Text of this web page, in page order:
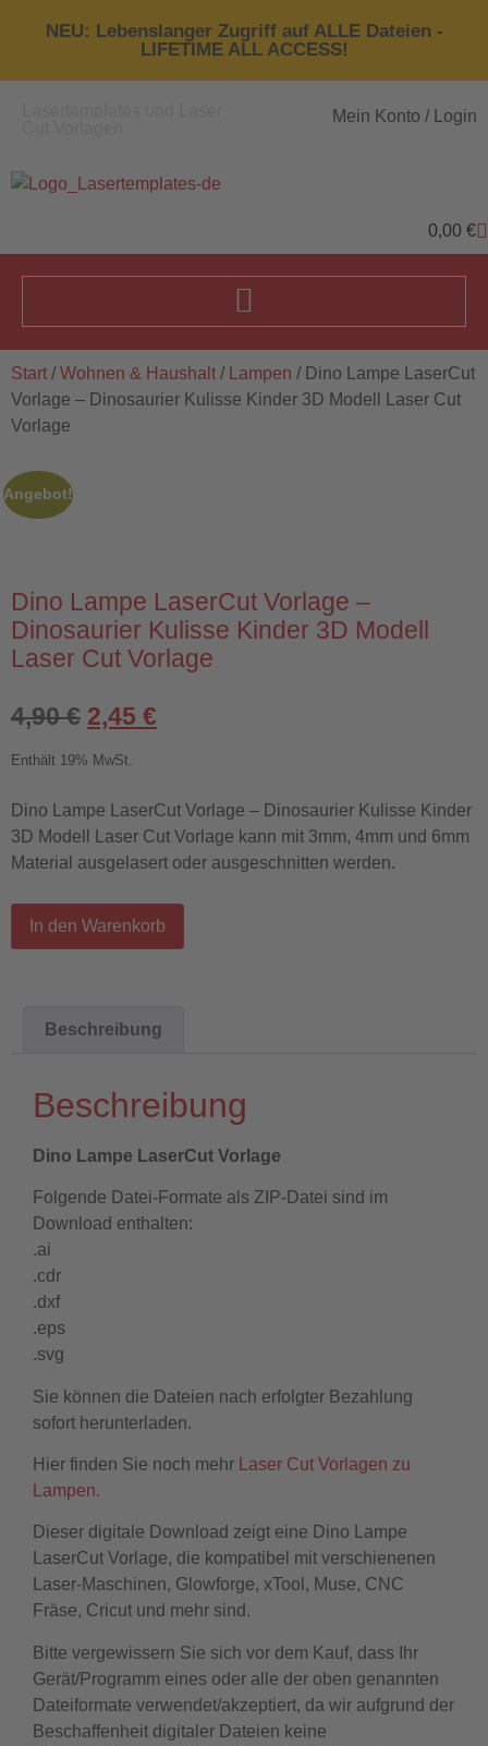
NEU: Lebenslanger Zugriff auf ALLE Dateien -
LIFETIME ALL ACCESS!
Mein Konto / Login
0,00 €
Start / Wohnen & Haushalt / Lampen / Dino Lampe LaserCut
Vorlage – Dinosaurier Kulisse Kinder 3D Modell Laser Cut
Vorlage
Angebot!
Dino Lampe LaserCut Vorlage –
Dinosaurier Kulisse Kinder 3D Modell
Laser Cut Vorlage
4,90€ 2,45 €
Enthält 19% MwSt.
Dino Lampe LaserCut Vorlage – Dinosaurier Kulisse Kinder
3D Modell Laser Cut Vorlage kann mit 3mm, 4mm und 6mm
Material ausgelasert oder ausgeschnitten werden.
In den Warenkorb
Beschreibung
Beschreibung
Dino Lampe LaserCut Vorlage
Folgende Datei-Formate als ZIP-Datei sind im
Download enthalten:
.ai
.cdr
.dxf
.eps
.svg
Sie können die Dateien nach erfolgter Bezahlung
sofort herunterladen.
Hier finden Sie noch mehr
Laser Cut Vorlagen zu
Lampen.
Dieser digitale Download zeigt eine Dino Lampe
LaserCut Vorlage, die kompatibel mit verschienenen
Laser-Maschinen, Glowforge, xTool, Muse, CNC
Fräse, Cricut und mehr sind.
Bitte vergewissern Sie sich vor dem Kauf, dass Ihr
Gerät/Programm eines oder alle der oben genannten
Dateiformate verwendet/akzeptiert, da wir aufgrund der
Beschaffenheit digitaler Dateien keine